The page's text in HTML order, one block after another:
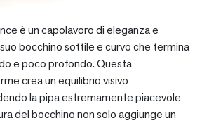
è un capolavoro di eleganza e
bocchino sottile e curvo che termina
e poco profondo. Questa
crea un equilibrio visivo
la pipa estremamente piacevole
del bocchino non solo aggiunge un